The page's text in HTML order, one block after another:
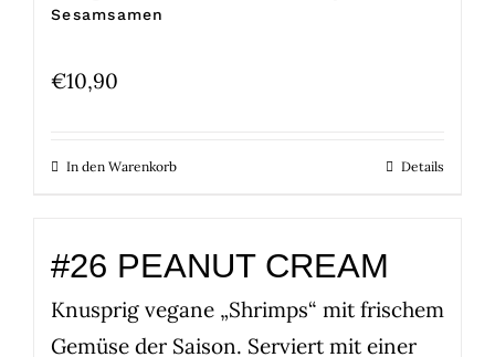
Sesamsamen
€10,90
In den Warenkorb Details
#26 PEANUT CREAM
Knusprig vegane „Shrimps“ mit frischem
Gemüse der Saison. Serviert mit einer